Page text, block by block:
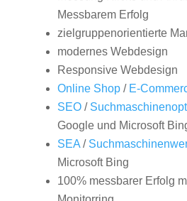
Messbarem Erfolg
zielgruppenorientierte
modernes Webdesign
Responsive Webdesign
Online Shop/ E-
SEO/
Google und Microsoft
SEA/
Microsoft Bing
100% messbarer Erfolg